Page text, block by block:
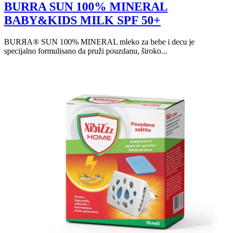
BURRA SUN 100% MINERAL
BABY&KIDS MILK SPF 50+
BURЯA® SUN 100% MINERAL mleko za bebe i decu je
specijalno formulisano da pruži pouzdanu, široko...